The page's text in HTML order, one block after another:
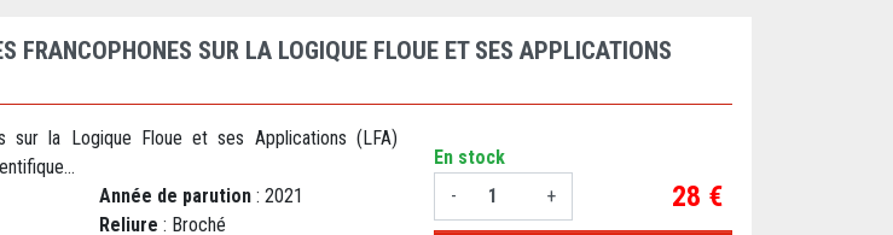
FRANCOPHONES SUR LA LOGIQUE FLOUE ET SES APPLICATIONS
sur la Logique Floue et ses Applications (LFA)
Année de parution : 2021
Reliure : Broché
En stock
-
+ Prix
28 €